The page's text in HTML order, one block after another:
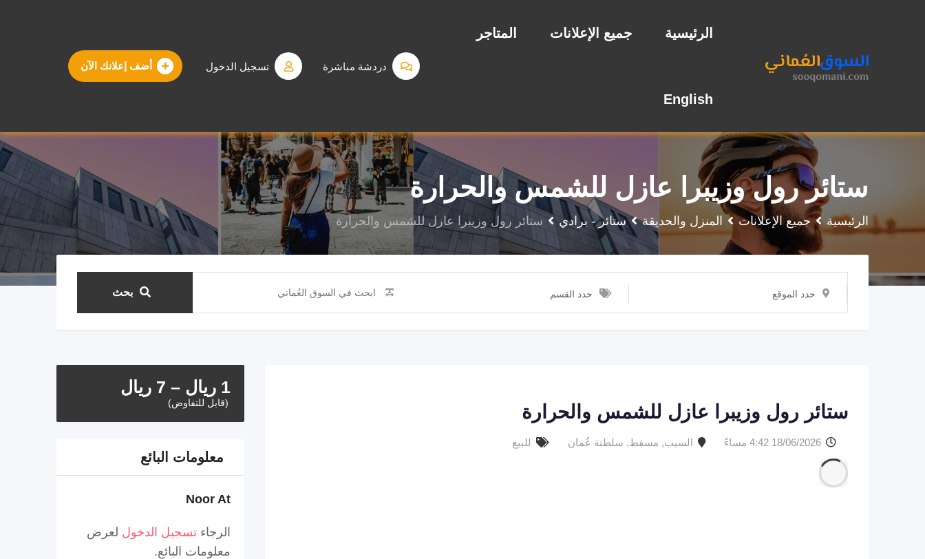
أضف إعلانك الآن تسجيل الدخول دردشة مباشرة
الرئيسية جميع الإعلانات المتاجر
English
ستائر رول وزيبرا عازل للشمس والحرارة
الرئيسية جميع الإعلانات المنزل والحديقة ستائر - برادي ستائر رول وزيبرا عازل للشمس والحرارة
حدد الموقع حدد القسم بحث
ستائر رول وزيبرا عازل للشمس والحرارة
18/06/2026 4:42 مساءً السيب, مسقط, سلطنة عُمان للبيع
1 ريال –
7 ريال
(قابل للتفاوض)
معلومات البائع
Noor At
الرجاءتسجيل الدخول لعرض
معلومات البائع.